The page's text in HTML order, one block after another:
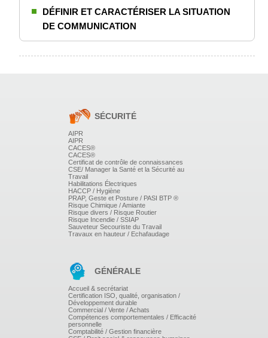
DÉFINIR ET CARACTÉRISER LA SITUATION
DE COMMUNICATION
Identification du contexte : cible, objectif, attentes du
AVEC LE JURY
Connaître le métier d'AS (référentiel de compétences).
Cibler les compétences indispensables.
Avoir identifié ses points forts/faibles.
Faire l'inventaire de ses motivations.
COMMUNIQUER ET VALORISER SON
EXPRESSION ORALE
Le rôle du langage verbal, non verbal, et du
paralangage.
Prendre conscience de son propre comportement face
lors d'un oral de concours.
Identifier les obstacles à la communication.
PRÉPARER L'EXPOSÉ
Gérer le temps de préparation et de prise de parole.
Organiser la pensée avec une technique de plan
schéma et de mots clés.
SÉCURITÉ
AIPR
AIPR
CACES®
CACES®
Certificat de contrôle de connaissances
CSE/ Manager la Santé et la Sécurité au
Travail
Habilitations Électriques
HACCP / Hygiène
PRAP, Geste et Posture / PASI BTP ®
Risque Chimique / Amiante
Risque divers / Risque Routier
Risque Incendie / SSIAP
Sauveteur Secouriste du Travail
Travaux en hauteur / Echafaudage
GÉNÉRALE
Accueil & secrétariat
Certification ISO, qualité, organisation /
Développement durable
Commercial / Vente / Achats
Compétences comportementales / Efficacité
personnelle
Comptabilité / Gestion financière